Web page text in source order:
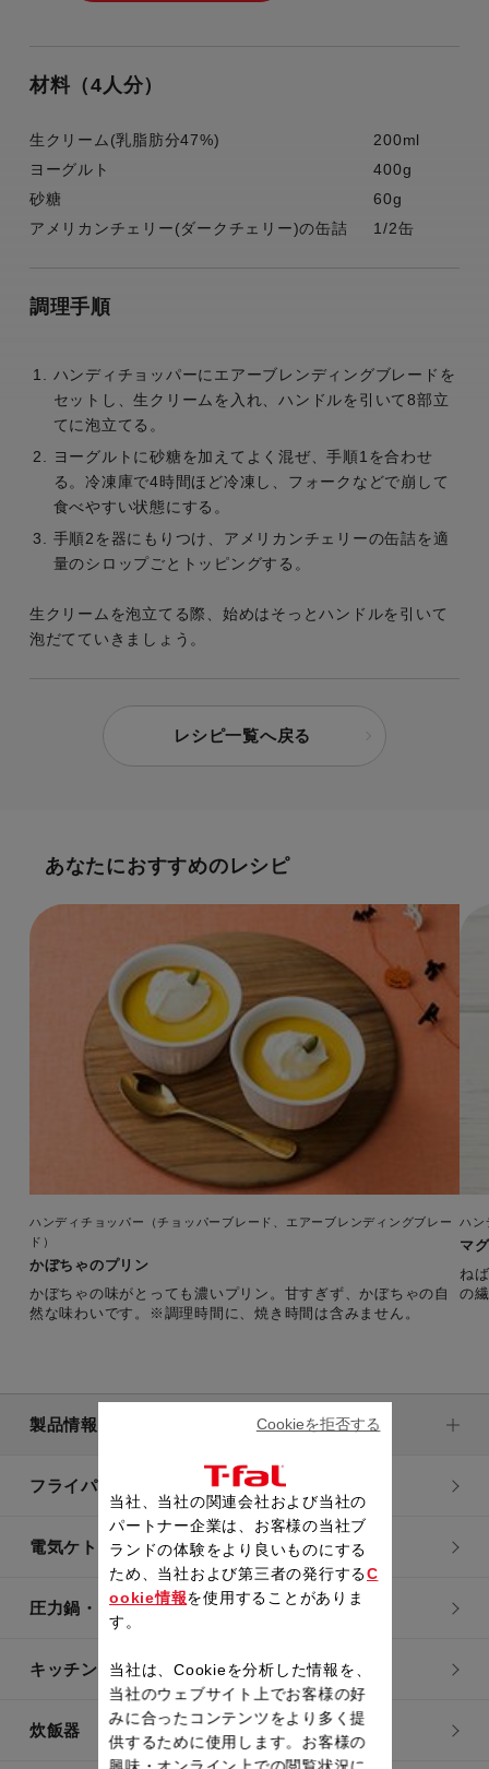
材料（4人分）
生クリーム(乳脂肪分47%)
200ml
ヨーグルト
400g
砂糖
60g
アメリカンチェリー(ダークチェリー)の缶詰
1/2缶
調理手順
ハンディチョッパーにエアーブレンディングブレードを
セットし、生クリームを入れ、ハンドルを引いて8部立
てに泡立てる。
ヨーグルトに砂糖を加えてよく混ぜ、手順1を合わせ
る。冷凍庫で4時間ほど冷凍し、フォークなどで崩して
食べやすい状態にする。
手順2を器にもりつけ、アメリカンチェリーの缶詰を適
量のシロップごとトッピングする。
生クリームを泡立てる際、始めはそっとハンドルを引いて
泡だてていきましょう。
レシピ一覧へ戻る
あなたにおすすめのレシピ
ハンディチョッパー（チョッパーブレード、エアーブレンディングブレー
ド）
かぼちゃのプリン
かぼちゃの味がとっても濃いプリン。甘すぎず、かぼちゃの自
然な味わいです。※調理時間に、焼き時間は含みません。
ハン
マ
ね
の
製品情報
フライパン・鍋
電気ケトル
圧力鍋・電気圧力鍋
キッチン用品
炊飯器
当社、当社の関連会社および当社の
パートナー企業は、お客様の当社ブ
ランドの体験をより良いものにする
ため、当社および第三者の発行するC
ookie情報を使用することがありま
す。
当社は、Cookieを分析した情報を、
当社のウェブサイト上でお客様の好
みに合ったコンテンツをより多く提
供するために使用します。お客様の
Cookieを拒否する